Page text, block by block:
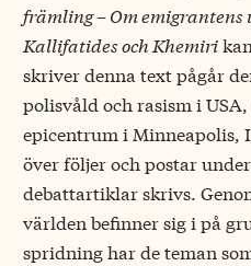
främling – Om emigrantens
Kallifatides och Khemiri
skriver denna text pågår
polisvåld och rasism i
epicentrum i Minneapolis,
över följer och postar
debattartiklar skrivs.
världen befinner sig i på
spridning har de teman